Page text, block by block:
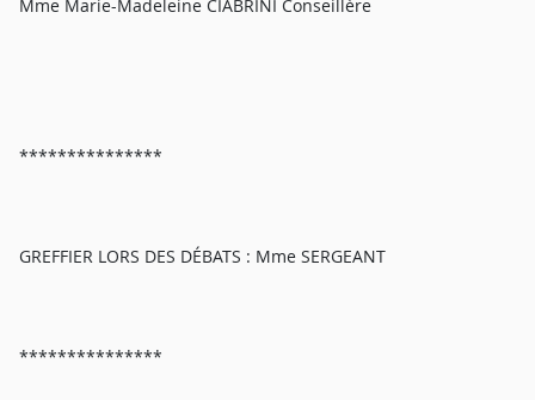
Mme Marie-Madeleine CIABRINI Conseillère
***************
GREFFIER LORS DES DÉBATS : Mme SERGEANT
***************